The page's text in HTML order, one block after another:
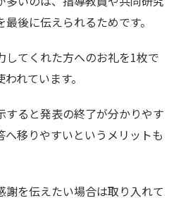
後に伝えられるためです。
てくれた方へのお礼を1枚で
れています。
すると発表の終了が分かりやす
へ移りやすいというメリットも
を伝えたい場合は取り入れて